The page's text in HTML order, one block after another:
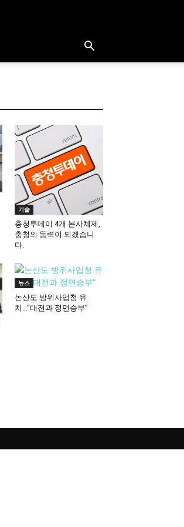
기술
충청투데이 4개 본사체제,
충청의 동력이 되겠습니
다.
뉴스
논산도 방위사업청 유
치…“대전과 정면승부”